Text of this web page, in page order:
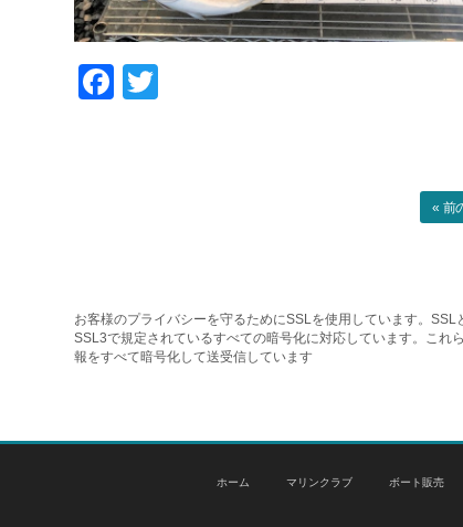
Facebook
« 前
お客様のプライバシーを守るためにSSLを使用しています。
SSL3で規定されているすべての暗号化に対応しています。これ
報をすべて暗号化して送受信しています
ホーム マリンクラブ ボート販売